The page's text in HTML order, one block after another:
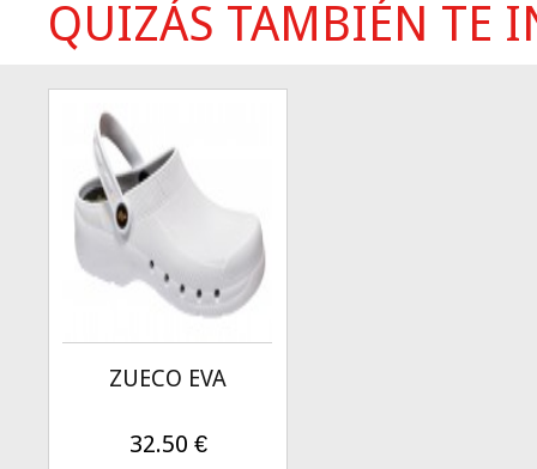
QUIZÁS TAMBIÉN TE
ZUECO EVA
32.50 €